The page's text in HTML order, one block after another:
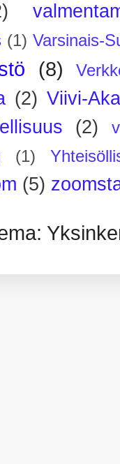
(1) Varsinais-
(8)
(2) Viivi-
(2)
(1)
(5)